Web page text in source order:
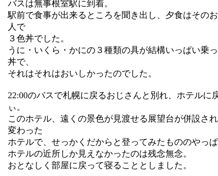
バスは無事根室駅に到着。
駅前で食事が出来るところを聞き出し、夕食はその
人で
３色丼でした。
うに・いくら・かにの３種類の具が結構いっぱい乗
丼で、
それはそれはおいしかったのでした。
22:00のバスで札幌に戻るおじさんと別れ、ホテルに
ぃ。
このホテル、遠くの景色が見渡せる展望台が併設さ
変わった
ホテルで、せっかくだからと登ってみたもののやっ
ホテルの近所しか見えなかったのは残念無念。
おとなしく部屋に戻って寝ることとしました。